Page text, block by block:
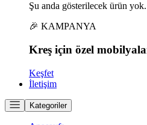
Şu anda gösterilecek ürün yok.
🎉 KAMPANYA
Kreş için özel
Keşfet
İletişim
Kategoriler